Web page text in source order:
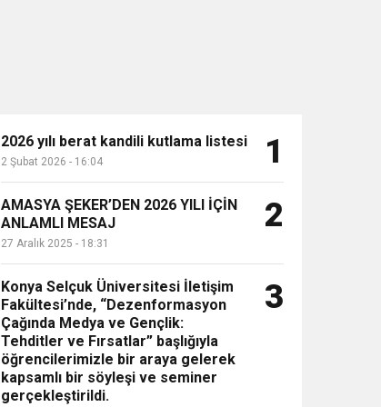
2026 yılı berat kandili kutlama listesi
2 Şubat 2026 - 16:04 1
AMASYA ŞEKER’DEN 2026 YILI İÇİN
ANLAMLI MESAJ
27 Aralık 2025 - 18:31
2
Konya Selçuk Üniversitesi İletişim
Fakültesi’nde, “Dezenformasyon
Çağında Medya ve Gençlik:
Tehditler ve Fırsatlar” başlığıyla
öğrencilerimizle bir araya gelerek
kapsamlı bir söyleşi ve seminer
gerçekleştirildi.
3